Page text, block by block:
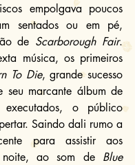
empolgava poucos
sentados ou em pé,
de Scarborough Fair.
música, os primeiros
To Die, grande sucesso
seu marcante álbum de
executados, o público
Saindo dali rumo a
para assistir aos
noite, ao som de Blue